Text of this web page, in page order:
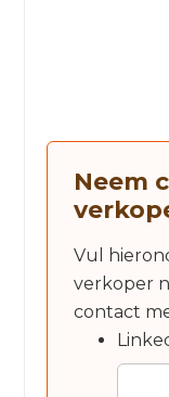
Neem
Vul
verkoper
contact